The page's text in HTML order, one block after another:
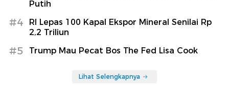
Putih
#4
RI Lepas 100 Kapal Ekspor Mineral Senilai Rp
2,2 Triliun
#5 Trump Mau Pecat Bos The Fed Lisa Cook
Lihat Selengkapnya